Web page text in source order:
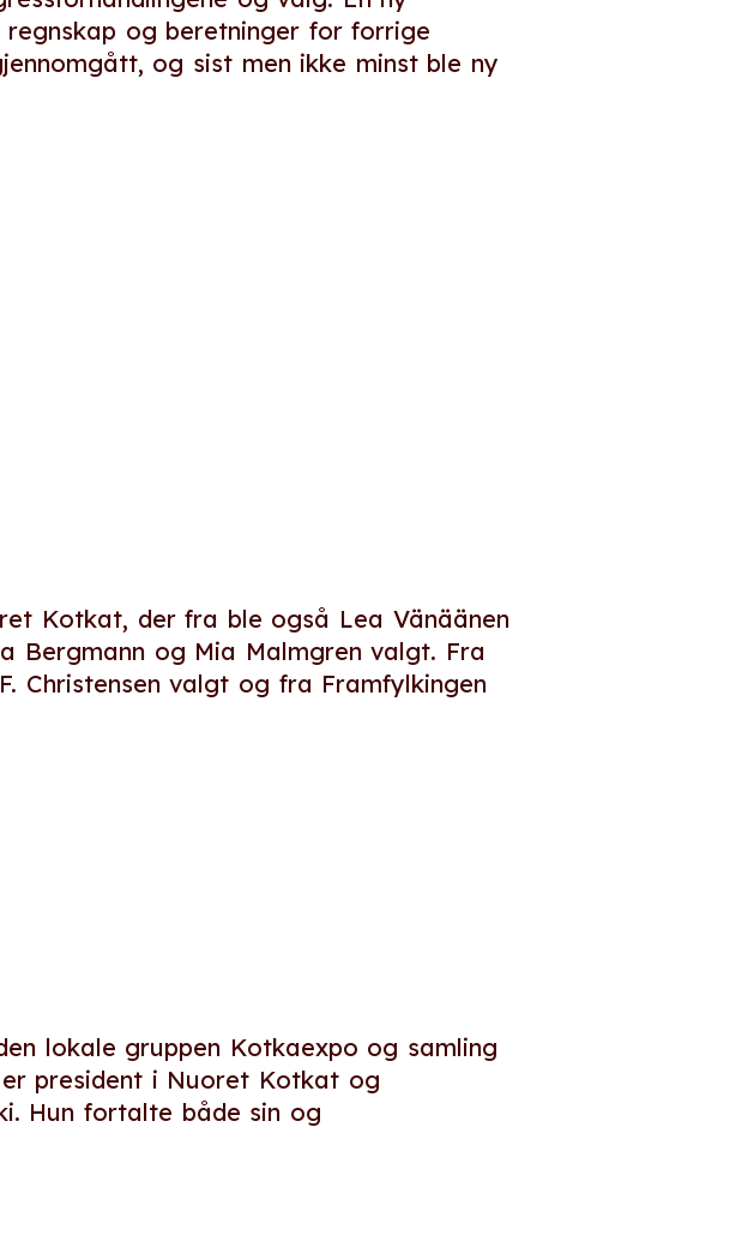
og beretninger for forrige
og sist men ikke minst ble ny
Kotkat, der fra ble også Lea Vänäänen
Bergmann og Mia Malmgren valgt. Fra
Christensen valgt og fra Framfylkingen
lokale gruppen Kotkaexpo og samling
president i Nuoret Kotkat og
Hun fortalte både sin og